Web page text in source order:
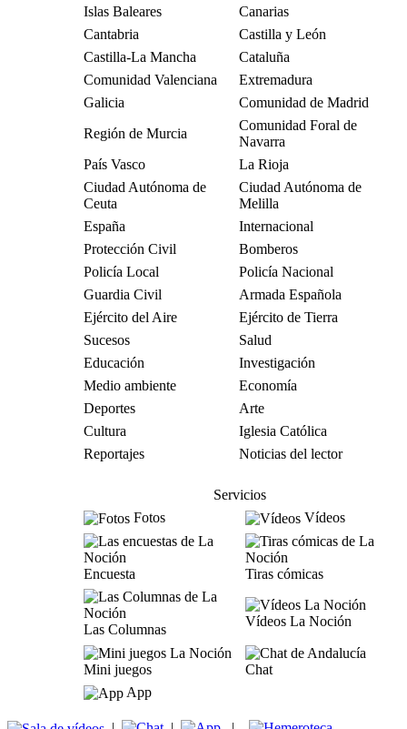
Islas Baleares
Canarias
Cantabria
Castilla y León
Castilla-La Mancha
Cataluña
Comunidad Valenciana
Extremadura
Galicia
Comunidad de Madrid
Región de Murcia
Comunidad Foral de
Navarra
País Vasco
La Rioja
Ciudad Autónoma de
Ceuta
Ciudad Autónoma de
Melilla
España
Internacional
Protección Civil
Bomberos
Policía Local
Policía Nacional
Guardia Civil
Armada Española
Ejército del Aire
Ejército de Tierra
Sucesos
Salud
Educación
Investigación
Medio ambiente
Economía
Deportes
Arte
Cultura
Iglesia Católica
Reportajes
Noticias del lector
Servicios
Fotos
Vídeos
Encuesta Tiras cómicas
Las Columnas
Vídeos La Noción
Mini juegos
Chat
App